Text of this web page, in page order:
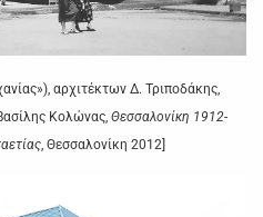
αρχιτέκτων Δ. Τριποδάκης,
Κολώνας, Θεσσαλονίκη 1912-
, Θεσσαλονίκη 2012]